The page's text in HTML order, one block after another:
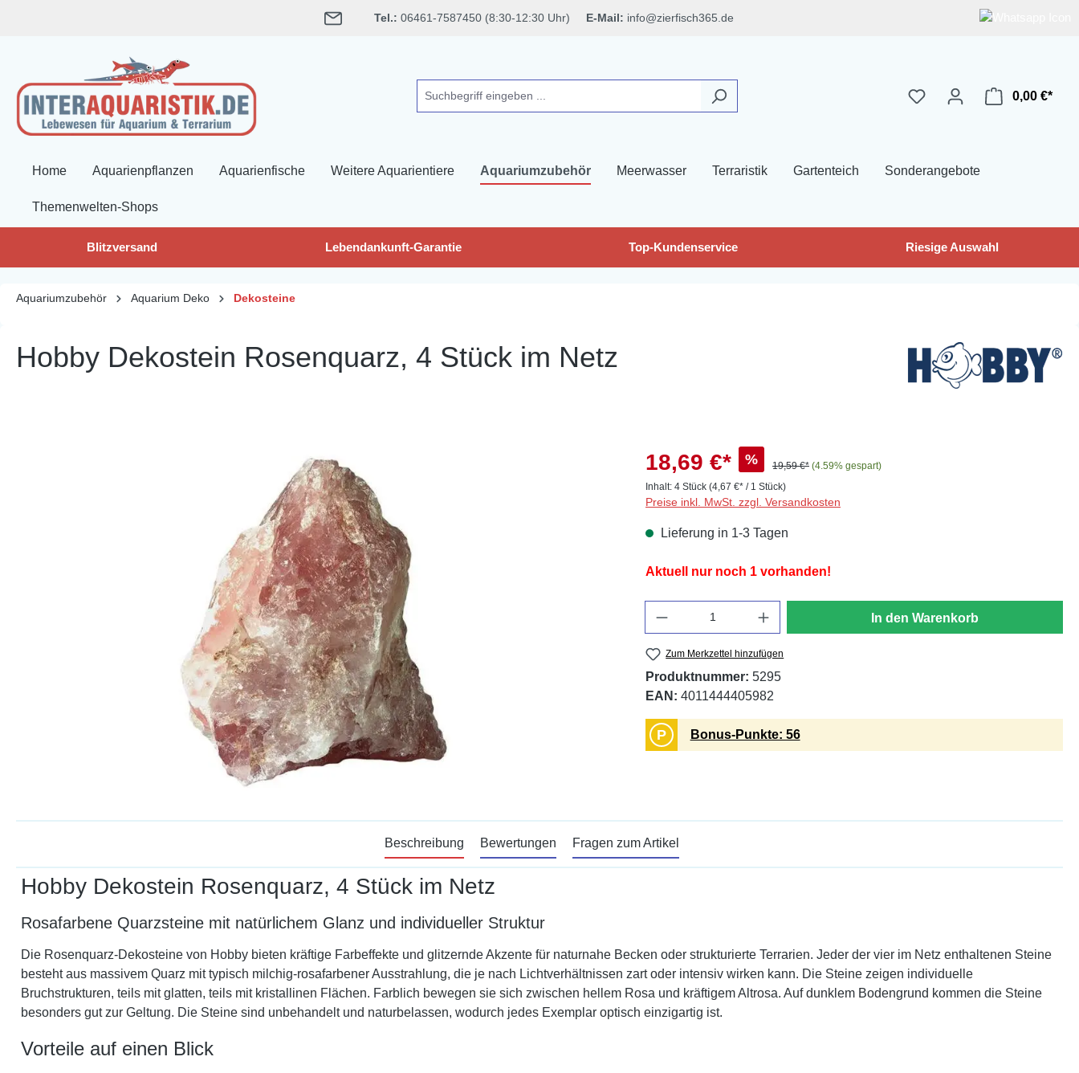
Tel.: 06461-7587450 (8:30-12:30 Uhr) E-Mail: info@zierfisch365.de
0,00 €*
Home Aquarienpflanzen Aquarienfische Weitere Aquarientiere Aquariumzubehör Meerwasser Terraristik Gartenteich Sonderangebote
Themenwelten-Shops
Blitzversand Lebendankunft-Garantie Top-Kundenservice Riesige Auswahl
Aquariumzubehör Aquarium Deko Dekosteine
Hobby Dekostein Rosenquarz, 4 Stück im Netz
18,69 €* % 19,59 €* (4.59% gespart)
Inhalt: 4 Stück (4,67 €* / 1 Stück)
Preise inkl. MwSt. zzgl. Versandkosten
Lieferung in 1-3 Tagen
Aktuell nur noch 1 vorhanden!
In den Warenkorb
Zum Merkzettel hinzufügen
Produktnummer: 5295
EAN: 4011444405982
P Bonus-Punkte: 56
Beschreibung Bewertungen Fragen zum Artikel
Hobby Dekostein Rosenquarz, 4 Stück im Netz
Rosafarbene Quarzsteine mit natürlichem Glanz und individueller Struktur
Die Rosenquarz-Dekosteine von Hobby bieten kräftige Farbeffekte und glitzernde Akzente für naturnahe Becken oder strukturierte Terrarien. Jeder der vier im Netz enthaltenen Steine
besteht aus massivem Quarz mit typisch milchig-rosafarbener Ausstrahlung, die je nach Lichtverhältnissen zart oder intensiv wirken kann. Die Steine zeigen individuelle
Bruchstrukturen, teils mit glatten, teils mit kristallinen Flächen. Farblich bewegen sie sich zwischen hellem Rosa und kräftigem Altrosa. Auf dunklem Bodengrund kommen die Steine
besonders gut zur Geltung. Die Steine sind unbehandelt und naturbelassen, wodurch jedes Exemplar optisch einzigartig ist.
Vorteile auf einen Blick